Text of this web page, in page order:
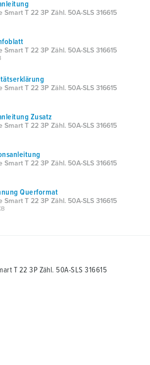
Smart T 22 3P Zähl. 50A-SLS 316615
Smart T 22 3P Zähl. 50A-SLS 316615
Smart T 22 3P Zähl. 50A-SLS 316615
Zusatz
Smart T 22 3P Zähl. 50A-SLS 316615
Smart T 22 3P Zähl. 50A-SLS 316615
Querformat
Smart T 22 3P Zähl. 50A-SLS 316615
T 22 3P Zähl. 50A-SLS 316615